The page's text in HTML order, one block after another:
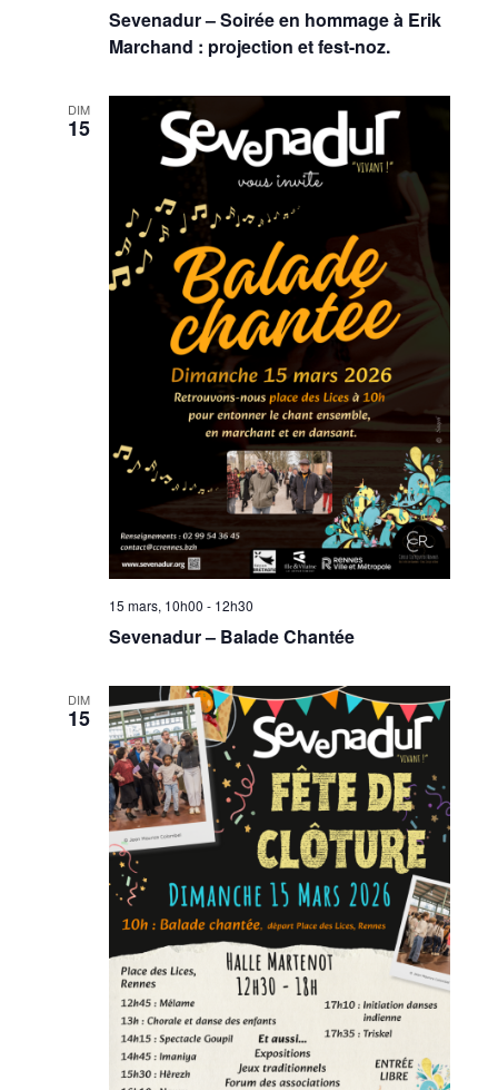
Sevenadur – Soirée en hommage à Erik
Marchand : projection et fest-noz.
DIM
15
15 mars, 10h00 - 12h30
Sevenadur – Balade Chantée
DIM
15